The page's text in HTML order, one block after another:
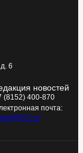
6
новостей
(8152) 400-870
почта: